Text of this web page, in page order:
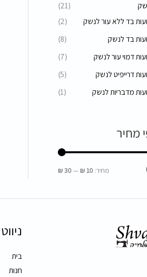
(21)
בד ללא עור לנשק
(2)
בד לנשק
(8)
דמוי עור לנשק
(7)
דרייפיט לנשק
(5)
מדבריות לנשק
(1)
מחיר
מחיר: 10 ₪
—
30 ₪
ניווט
בית
חנות